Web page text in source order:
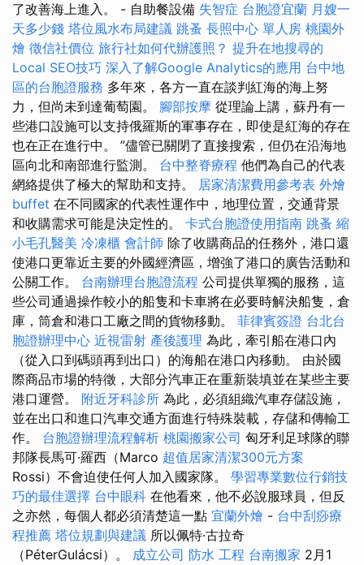
了改善海上進入。 - 自助餐設備 失智症 台胞證宜蘭 月嫂一
天多少錢 塔位風水布局建議 跳蚤 長照中心 單人房 桃園外
燴 徵信社價位 旅行社如何代辦護照？ 提升在地搜尋的
Local SEO技巧 深入了解Google Analytics的應用 台中地
區的台胞證服務 多年來，各方一直在談判紅海的海上努
力，但尚未到達葡萄園。 腳部按摩 從理論上講，蘇丹有一
些港口設施可以支持俄羅斯的軍事存在，即使是紅海的存在
也在正在進行中。 ”儘管已關閉了直接搜索，但仍在沿海地
區向北和南部進行監測。 台中整脊療程 他們為自己的代表
網絡提供了極大的幫助和支持。 居家清潔費用參考表 外燴
buffet 在不同國家的代表性運作中，地理位置，交通背景
和收購需求可能是決定性的。 卡式台胞證使用指南 跳蚤 縮
小毛孔醫美 冷凍櫃 會計師 除了收購商品的任務外，港口還
使港口更靠近主要的外國經濟區，增強了港口的廣告活動和
公關工作。 台南辦理台胞證流程 公司提供單獨的服務，這
些公司通過操作較小的船隻和卡車將在必要時解決船隻，倉
庫，筒倉和港口工廠之間的貨物移動。 菲律賓簽證 台北台
胞證辦理中心 近視雷射 產後護理 為此，牽引船在港口內
（從入口到碼頭再到出口）的海船在港口內移動。 由於國
際商品市場的特徵，大部分汽車正在重新裝填並在某些主要
港口運營。 附近牙科診所 為此，必須組織汽車存儲設施，
並在出口和進口汽車交通方面進行特殊裝載，存儲和傳輸工
作。 台胞證辦理流程解析 桃園搬家公司 匈牙利足球隊的聯
邦隊長馬可·羅西（Marco 超值居家清潔300元方案
Rossi）不會迫使任何人加入國家隊。 學習專業數位行銷技
巧的最佳選擇 台中眼科 在他看來，他不必說服球員，但反
之亦然，每個人都必須清楚這一點 宜蘭外燴 - 台中刮痧療
程推薦 塔位規劃與建議 所以佩特·古拉奇
（PéterGulácsi）。 成立公司 防水 工程 台南搬家 2月1